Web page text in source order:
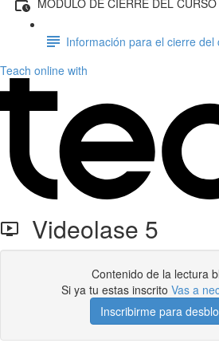
Información para el cierre del
Teach online with
Videolase 5
Contenido de la lectura
Si ya tu estas inscrito Vas a
Inscribirme para